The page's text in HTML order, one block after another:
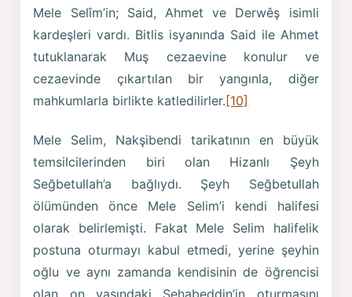
Mele Selîm’in; Said, Ahmet ve Derwêş isimli
kardeşleri vardı. Bitlis isyanında Said ile Ahmet
tutuklanarak Muş cezaevine konulur ve
cezaevinde çıkartılan bir yangınla, diğer
mahkumlarla birlikte katledilirler. [10]
Mele Selim, Nakşibendi tarikatının en büyük
temsilcilerinden biri olan Hizanlı Şeyh
Seğbetullah’a bağlıydı. Şeyh Seğbetullah
ölümünden önce Mele Selim’i kendi halifesi
olarak belirlemişti. Fakat Mele Selim halifelik
postuna oturmayı kabul etmedi, yerine şeyhin
oğlu ve aynı zamanda kendisinin de öğrencisi
olan on yaşındaki Şehabeddin’in oturmasını